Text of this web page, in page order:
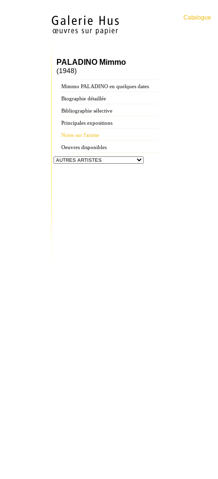
Catalogue
PALADINO Mimmo
(1948)
Mimmo PALADINO en quelques dates
Biographie détaillée
Bibliographie sélective
Principales expositions
Notes sur l'artiste
Oeuvres disponibles